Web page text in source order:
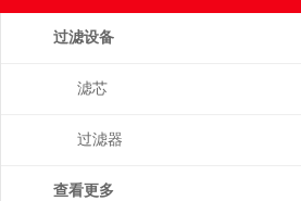
过滤设备
滤芯
过滤器
查看更多